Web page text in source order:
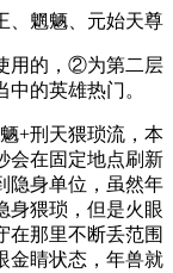
魍魉、元始天尊
的，②为第二层
的英雄热门。
+刑天猥琐流，本
会在固定地点刷新
隐身单位，虽然年
身猥琐，但是火眼
在那里不断丢范围
金睛状态，年兽就